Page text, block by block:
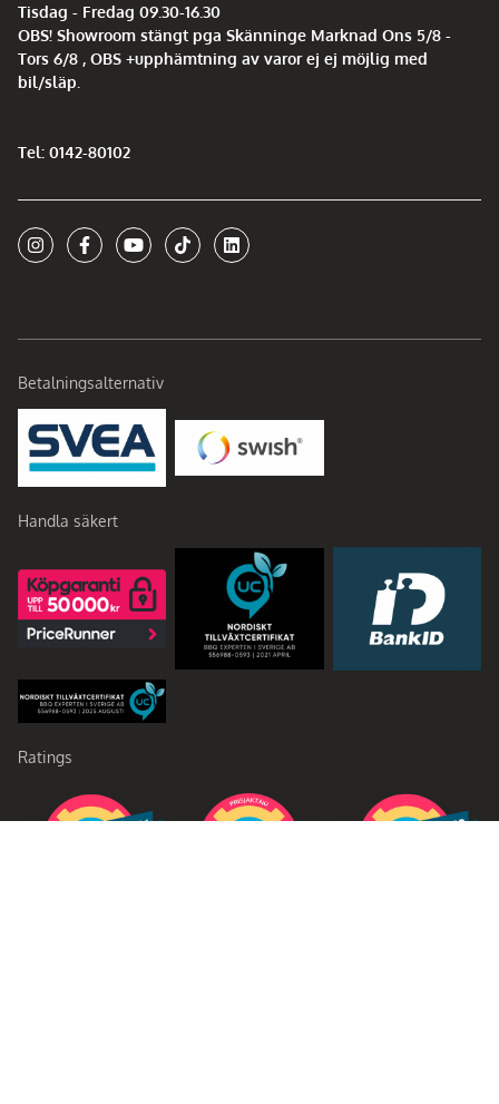
Tisdag - Fredag 09.30-16.30
OBS! Showroom stängt pga Skänninge Marknad Ons 5/8 -
Tors 6/8 , OBS +upphämtning av varor ej ej möjlig med
bil/släp.
Tel: 0142-80102
Betalningsalternativ
Handla säkert
Ratings